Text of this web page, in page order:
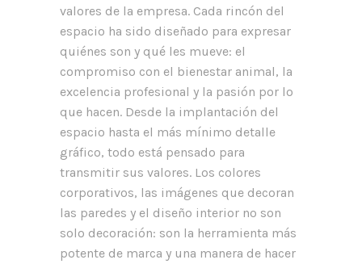
valores de la empresa. Cada rincón del
espacio ha sido diseñado para expresar
quiénes son y qué les mueve: el
compromiso con el bienestar animal, la
excelencia profesional y la pasión por lo
que hacen. Desde la implantación del
espacio hasta el más mínimo detalle
gráfico, todo está pensado para
transmitir sus valores. Los colores
corporativos, las imágenes que decoran
las paredes y el diseño interior no son
solo decoración: son la herramienta más
potente de marca y una manera de hacer